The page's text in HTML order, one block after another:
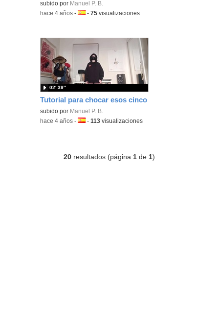
subido por Manuel P. B.
-hace 4 años -Idioma:
-75 visualizaciones
Tutorial para chocar esos cinco
subido por Manuel P. B.
02′ 39″
-hace 4 años -Idioma:
-113 visualizaciones
20 resultados (página 1 de 1)